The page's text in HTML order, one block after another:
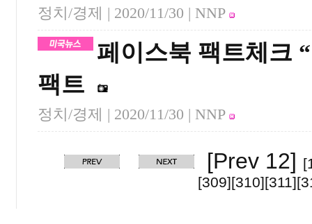
정치/경제 | 2020/11/30 | NNP
페이스북 팩트체크
팩트
정치/경제 | 2020/11/30 | NNP
[Prev 12]
[309][310][311]